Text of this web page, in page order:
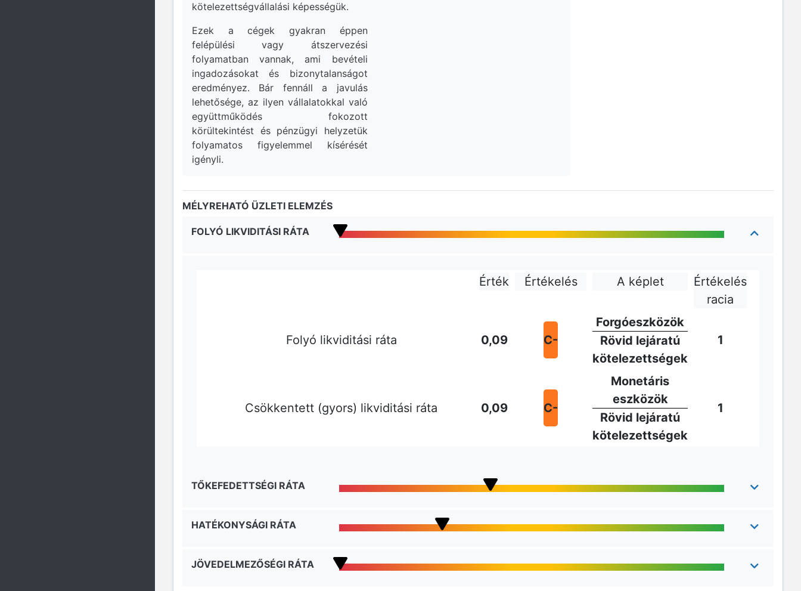
kötelezettségvállalási képességük.
Ezek a cégek gyakran éppen
felépülési vagy átszervezési
folyamatban vannak, ami bevételi
ingadozásokat és bizonytalanságot
eredményez. Bár fennáll a javulás
lehetősége, az ilyen vállalatokkal való
együttműködés fokozott
körültekintést és pénzügyi helyzetük
folyamatos figyelemmel kísérését
igényli.
MÉLYREHATÓ ÜZLETI ELEMZÉS
FOLYÓ LIKVIDITÁSI RÁTA
Érték Értékelés A képlet
Értékelés
racia
Folyó likviditási ráta 0,09 C-
Forgóeszközök
Rövid lejáratú
kötelezettségek
1
Csökkentett (gyors) likviditási ráta 0,09 C-
Monetáris
eszközök
Rövid lejáratú
kötelezettségek
1
TŐKEFEDETTSÉGI RÁTA
HATÉKONYSÁGI RÁTA
JÖVEDELMEZŐSÉGI RÁTA